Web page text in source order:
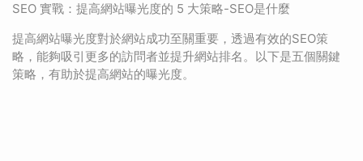
SEO 實戰：提高網站曝光度的 5 大策略-SEO是什麼
提高網站曝光度對於網站成功至關重要，透過有效的SEO策
略，能夠吸引更多的訪問者並提升網站排名。以下是五個關鍵
策略，有助於提高網站的曝光度。